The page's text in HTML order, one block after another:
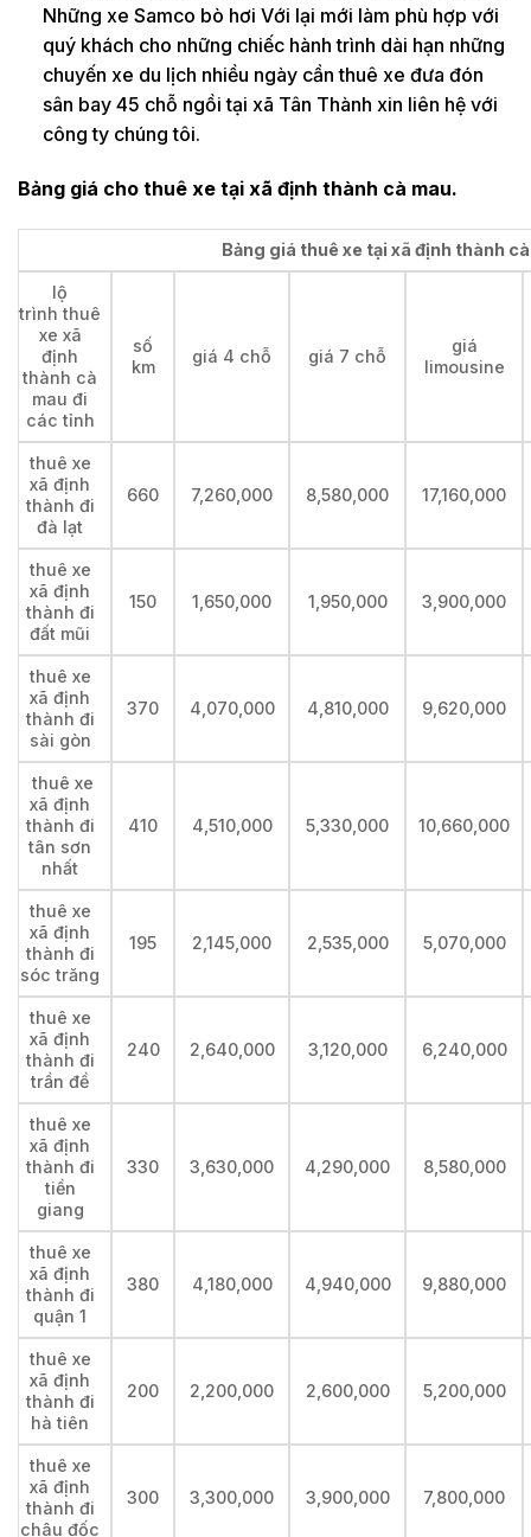
Những xe Samco bò hơi Với lại mới làm phù hợp với
quý khách cho những chiếc hành trình dài hạn những
chuyến xe du lịch nhiều ngày cần thuê xe đưa đón
sân bay 45 chỗ ngồi tại xã Tân Thành xin liên hệ với
công ty chúng tôi.
Bảng giá cho thuê xe tại xã định thành cà mau.
Bảng giá thuê xe tại xã định thành
lộ
trình thuê
xe xã
định
thành cà
mau đi
các tỉnh
số
km
giá 4 chỗ giá 7 chỗ
giá
limousine
thuê xe
xã định
thành đi
đà lạt
660 7,260,000 8,580,000 17,160,000
thuê xe
xã định
thành đi
đất mũi
150 1,650,000 1,950,000 3,900,000
thuê xe
xã định
thành đi
sài gòn
370 4,070,000 4,810,000 9,620,000
thuê xe
xã định
thành đi
tân sơn
nhất
410 4,510,000 5,330,000 10,660,000
thuê xe
xã định
thành đi
sóc trăng
195 2,145,000 2,535,000 5,070,000
thuê xe
xã định
thành đi
trần đề
240 2,640,000 3,120,000 6,240,000
thuê xe
xã định
thành đi
tiền
giang
330 3,630,000 4,290,000 8,580,000
thuê xe
xã định
thành đi
quận 1
380 4,180,000 4,940,000 9,880,000
thuê xe
xã định
thành đi
hà tiên
200 2,200,000 2,600,000 5,200,000
thuê xe
xã định
thành đi
châu đốc
300 3,300,000 3,900,000 7,800,000